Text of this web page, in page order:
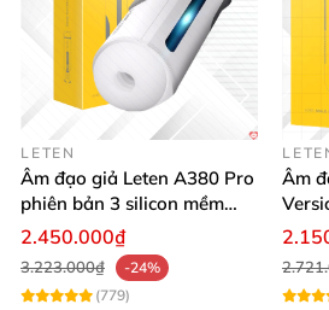
Hình dáng được thiết kế
với đường cong mượt
và
LETEN
Âm đạo giả Leten A380 Pro
phiên bản 3 silicon mềm
mại kích thích
2.450.000₫
3.223.000₫
-24%
(779)
Âm
cảm